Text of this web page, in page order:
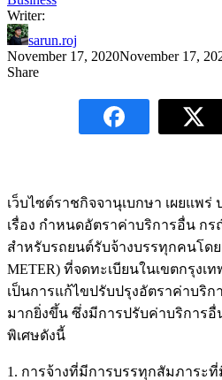
Writer:
sarun.roj
November 17, 2020November 17,
Share
เว็บไซต์ราชกิจจานุเบกษา เผยแพ
เรื่อง กำหนดอัตราค่าบริการอื่น ก
สำหรับรถยนต์รับจ้างบรรทุกคนโด
METER) ที่จดทะเบียนในเขตกรุงเ
เป็นการแก้ไขปรับปรุงอัตราค่าบริ
มากยิ่งขึ้น ซึ่งมีการปรับค่าบริการ
พิเศษดังนี้
1. การจ้างที่มีการบรรทุกสัมภาระ